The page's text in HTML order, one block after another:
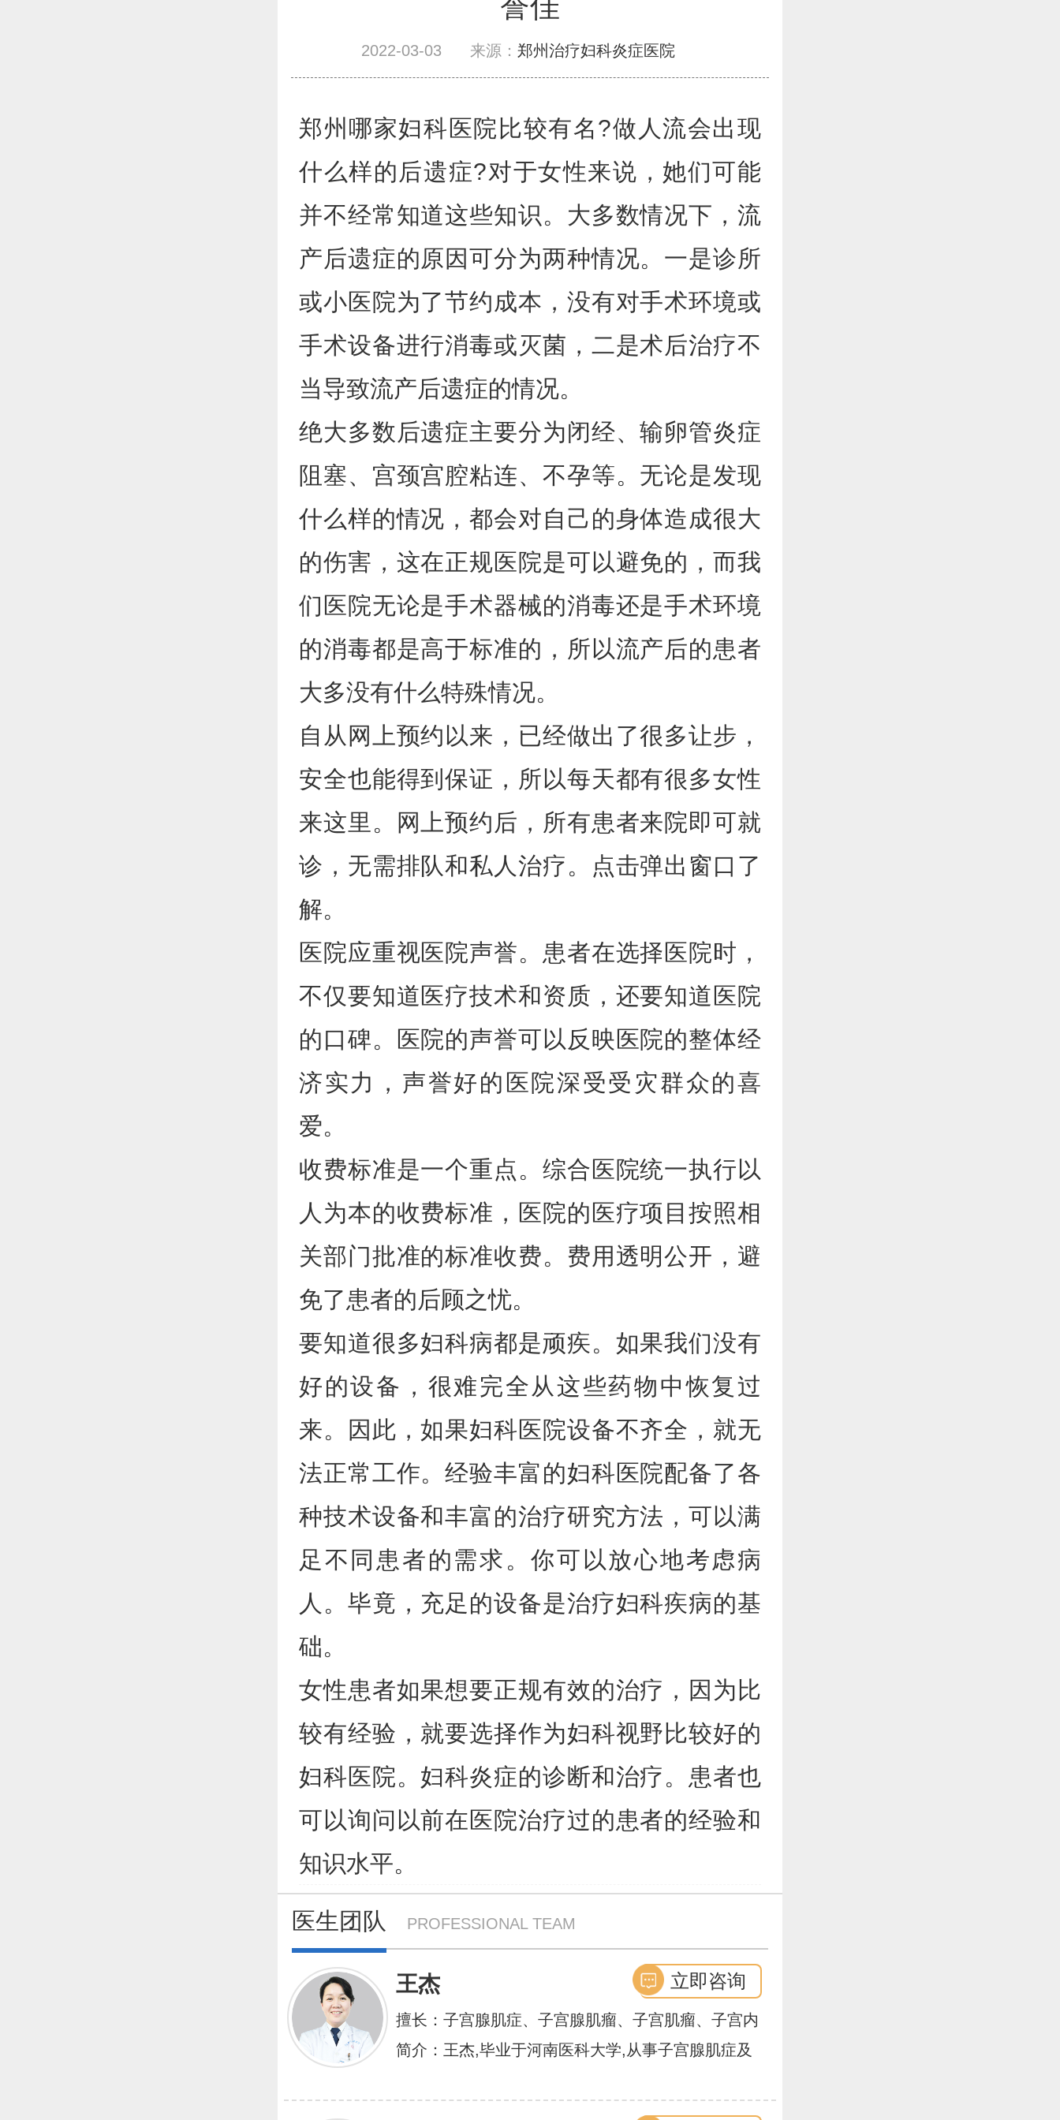
2022-03-03 来源： 郑州治疗妇科炎症医院
郑州哪家妇科医院比较有名?做人流会出现
什么样的后遗症?对于女性来说，她们可能
并不经常知道这些知识。大多数情况下，流
产后遗症的原因可分为两种情况。一是诊所
或小医院为了节约成本，没有对手术环境或
手术设备进行消毒或灭菌，二是术后治疗不
当导致流产后遗症的情况。
绝大多数后遗症主要分为闭经、输卵管炎症
阻塞、宫颈宫腔粘连、不孕等。无论是发现
什么样的情况，都会对自己的身体造成很大
的伤害，这在正规医院是可以避免的，而我
们医院无论是手术器械的消毒还是手术环境
的消毒都是高于标准的，所以流产后的患者
大多没有什么特殊情况。
自从网上预约以来，已经做出了很多让步，
安全也能得到保证，所以每天都有很多女性
来这里。网上预约后，所有患者来院即可就
诊，无需排队和私人治疗。点击弹出窗口了
解。
医院应重视医院声誉。患者在选择医院时，
不仅要知道医疗技术和资质，还要知道医院
的口碑。医院的声誉可以反映医院的整体经
济实力，声誉好的医院深受受灾群众的喜
爱。
收费标准是一个重点。综合医院统一执行以
人为本的收费标准，医院的医疗项目按照相
关部门批准的标准收费。费用透明公开，避
免了患者的后顾之忧。
要知道很多妇科病都是顽疾。如果我们没有
好的设备，很难完全从这些药物中恢复过
来。因此，如果妇科医院设备不齐全，就无
法正常工作。经验丰富的妇科医院配备了各
种技术设备和丰富的治疗研究方法，可以满
足不同患者的需求。你可以放心地考虑病
人。毕竟，充足的设备是治疗妇科疾病的基
础。
女性患者如果想要正规有效的治疗，因为比
较有经验，就要选择作为妇科视野比较好的
妇科医院。妇科炎症的诊断和治疗。患者也
可以询问以前在医院治疗过的患者的经验和
知识水平。
医生团队 PROFESSIONAL TEAM
王杰
擅长：子宫腺肌症、子宫腺肌瘤、子宫肌瘤、子宫内
膜异位症等,长年致力于妇科微创手术及显微妇科手
简介：王杰,毕业于河南医科大学,从事子宫腺肌症及
立即咨询